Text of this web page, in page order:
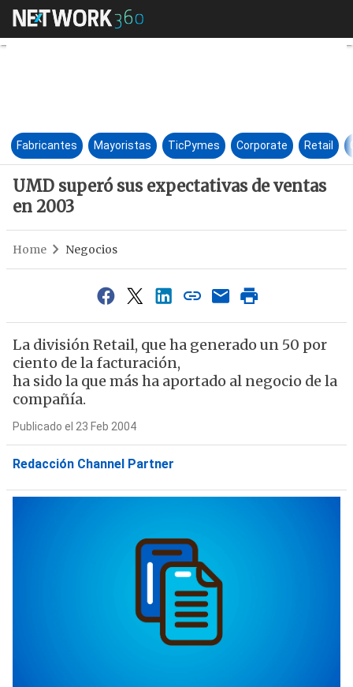
UMD superó sus
Fabricantes Mayoristas TicPymes Corporate Retail
UMD superó sus expectativas de ventas
en 2003
Home Negocios
La división Retail, que ha generado un 50 por
ciento de la facturación,
ha sido la que más ha aportado al negocio de la
compañía.
Publicado el 23 Feb 2004
Redacción Channel Partner